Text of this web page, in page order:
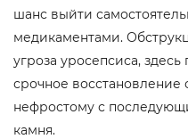
шанс выйти
медикаментами.
угроза уросепсиса,
срочное восстановление
нефростому с
камня.